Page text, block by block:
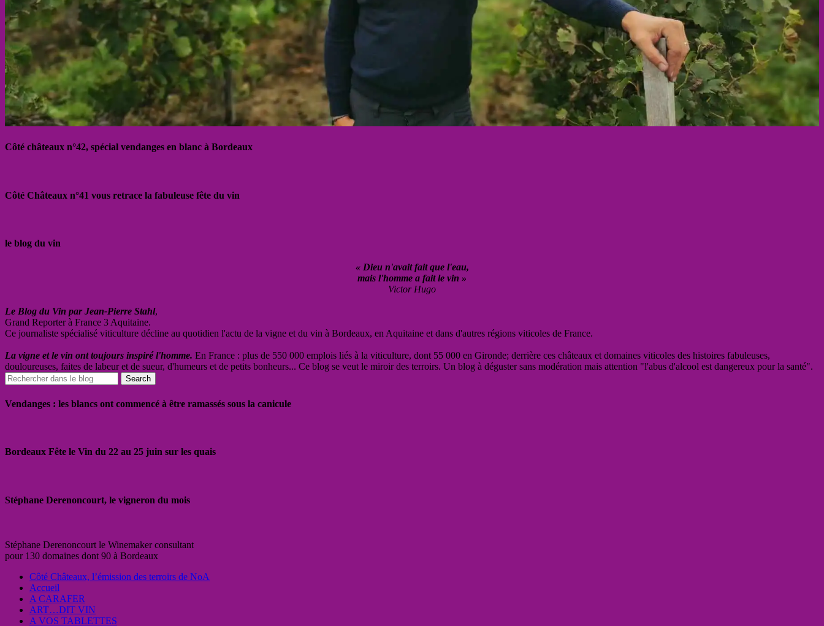
Côté châteaux n°42, spécial vendanges en blanc à Bordeaux
Côté Châteaux n°41 vous retrace la fabuleuse fête du vin
le blog du vin
« Dieu n'avait fait que l'eau,
mais l'homme a fait le vin »
Victor Hugo
Le Blog du Vin par Jean-Pierre Stahl,
Grand Reporter à France 3 Aquitaine.
Ce journaliste spécialisé viticulture décline au quotidien l'actu de la vigne et du vin à Bordeaux, en Aquitaine et dans d'autres régions viticoles de France.
La vigne et le vin ont toujours inspiré l'homme. En France : plus de 550 000 emplois liés à la viticulture, dont 55 000 en Gironde; derrière ces châteaux et domaines viticoles des histoires fabuleuses,
douloureuses, faites de labeur et de sueur, d'humeurs et de petits bonheurs... Ce blog se veut le miroir des terroirs. Un blog à déguster sans modération mais attention "l'abus d'alcool est dangereux pour la santé".
Vendanges : les blancs ont commencé à être ramassés sous la canicule
Bordeaux Fête le Vin du 22 au 25 juin sur les quais
Stéphane Derenoncourt, le vigneron du mois
Stéphane Derenoncourt le Winemaker consultant
pour 130 domaines dont 90 à Bordeaux
Côté Châteaux, l’émission des terroirs de NoA
Accueil
A CARAFER
ART…DIT VIN
A VOS TABLETTES